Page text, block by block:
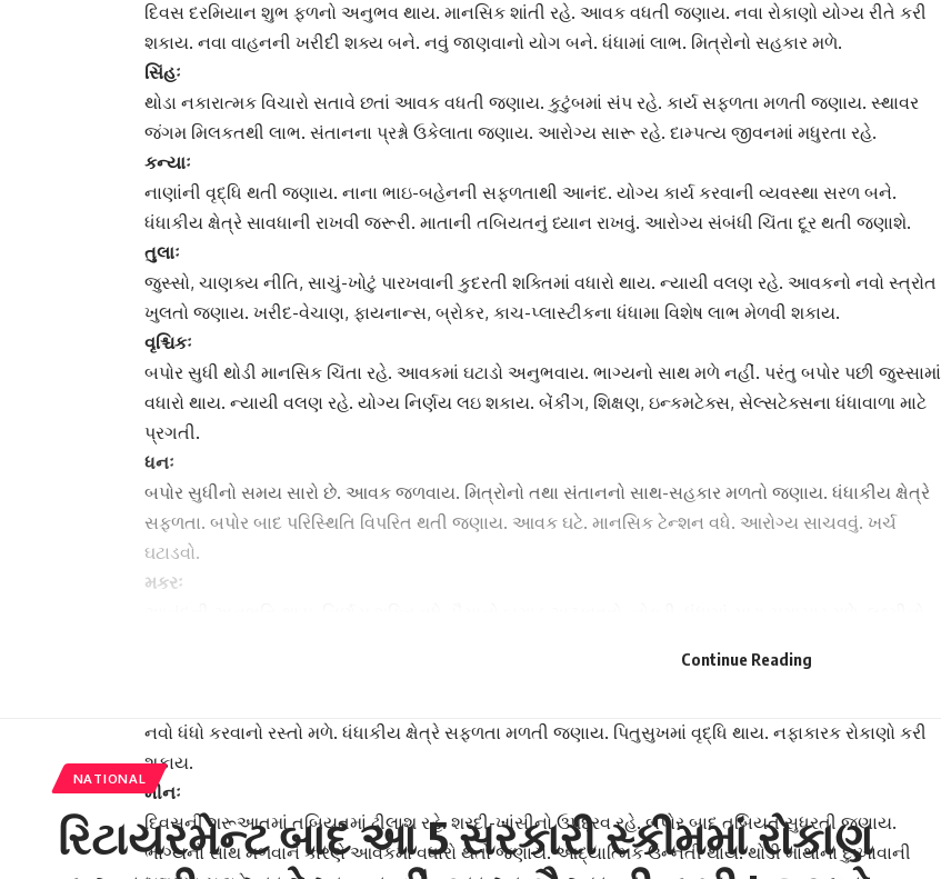
દિવસ દરમિયાન શુભ ફળનો અનુભવ થાય. માનસિક શાંતી રહે. આવક વધતી જણાય. નવા રોકાણો યોગ્ય રીતે કરી
શકાય. નવા વાહનની ખરીદી શક્ય બને. નવું જાણવાનો યોગ બને. ધંધામાં લાભ. મિત્રોનો સહકાર મળે.
સિંહઃ
થોડા નકારાત્મક વિચારો સતાવે છતાં આવક વધતી જણાય. કુટુંબમાં સંપ રહે. કાર્ય સફળતા મળતી જણાય. સ્થાવર
જંગમ મિલકતથી લાભ. સંતાનના પ્રશ્નો ઉકેલાતા જણાય. આરોગ્ય સારૂ રહે. દામ્પત્ય જીવનમાં મધુરતા રહે.
કન્યાઃ
નાણાંની વૃદ્ધિ થતી જણાય. નાના ભાઇ-બહેનની સફળતાથી આનંદ. યોગ્ય કાર્ય કરવાની વ્યવસ્થા સરળ બને.
ધંધાકીય ક્ષેત્રે સાવધાની રાખવી જરૂરી. માતાની તબિયતનું ધ્યાન રાખવું. આરોગ્ય સંબંધી ચિંતા દૂર થતી જણાશે.
તુલાઃ
જુસ્સો, ચાણક્ય નીતિ, સાચું-ખોટું પારખવાની કુદરતી શક્તિમાં વધારો થાય. ન્યાયી વલણ રહે. આવકનો નવો સ્ત્રોત
ખુલતો જણાય. ખરીદ-વેચાણ, ફાયનાન્સ, બ્રોકર, કાચ-પ્લાસ્ટીકના ધંધામા વિશેષ લાભ મેળવી શકાય.
વૃશ્ચિકઃ
બપોર સુધી થોડી માનસિક ચિંતા રહે. આવકમાં ઘટાડો અનુભવાય. ભાગ્યનો સાથ મળે નહીં. પરંતુ બપોર પછી જુસ્સામાં
વધારો થાય. ન્યાયી વલણ રહે. યોગ્ય નિર્ણય લઇ શકાય. બેંકીંગ, શિક્ષણ, ઇન્કમટેક્સ, સેલ્સટેક્સના ધંધાવાળા માટે
પ્રગતી.
ધનઃ
બપોર સુધીનો સમય સારો છે. આવક જળવાય. મિત્રોનો તથા સંતાનનો સાથ-સહકાર મળતો જણાય. ધંધાકીય ક્ષેત્રે
સફળતા. બપોર બાદ પરિસ્થિતિ વિપરિત થતી જણાય. આવક ઘટે. માનસિક ટેન્શન વધે. આરોગ્ય સાચવવું. ખર્ચ
ઘટાડવો.
મકરઃ
નવો ધંધો કરવાનો રસ્તો મળે. ધંધાકીય ક્ષેત્રે સફળતા મળતી જણાય. પિતુસુખમાં વૃદ્ધિ થાય. નફાકારક રોકાણો કરી
શકાય.
મીનઃ
દિવસની શરૂઆતમાં તબિયતમાં ઢીલાશ રહે. શરદી-ખાંસીનો ઉપદ્રવ રહે. બપોર બાદ તબિયત સુધરતી જણાય.
ભાગ્યનો સાથ મળવાને કારણે આવકમાં વધારો થતો જણાય. આદ્યાત્મિક ઉન્‍નતી થાય. થોડી માથાના દુઃખાવાની
Continue Reading
NATIONAL
રિટાયરમેન્ટ બાદ આ 5 સરકારી સ્કીમમાં રોકાણ